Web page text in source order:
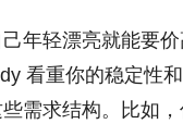
年轻漂亮就能要
看重你的稳定性
需求结构。比如